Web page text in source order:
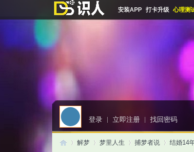
安装APP 打卡升级 心理测
登录 | 立即注册 | 找回密码
解梦 梦里人生 捕梦者说 结婚14